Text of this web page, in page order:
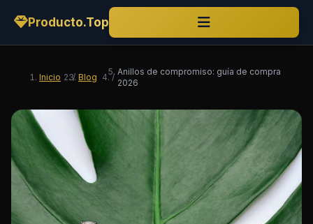
Producto.Top
Inicio / Blog /
Anillos de compromiso: guía de compra
2026